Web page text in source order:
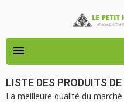

LISTE DES PRODUITS
La meilleure qualité du marché.